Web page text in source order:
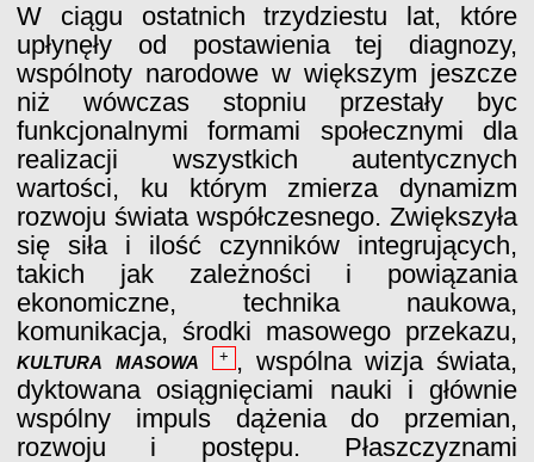
W ciągu ostatnich trzydziestu lat, które
upłynęły od postawienia tej diagnozy,
wspólnoty narodowe w większym jeszcze
niż wówczas stopniu przestały byc
funkcjonalnymi formami społecznymi dla
realizacji wszystkich autentycznych
wartości, ku którym zmierza dynamizm
rozwoju świata współczesnego. Zwiększyła
się siła i ilość czynników integrujących,
takich jak zależności i powiązania
ekonomiczne, technika naukowa,
komunikacja, środki masowego przekazu,
kultura masowa
+ , wspólna wizja świata,
dyktowana osiągnięciami nauki i głównie
wspólny impuls dążenia do przemian,
rozwoju i postępu. Płaszczyznami